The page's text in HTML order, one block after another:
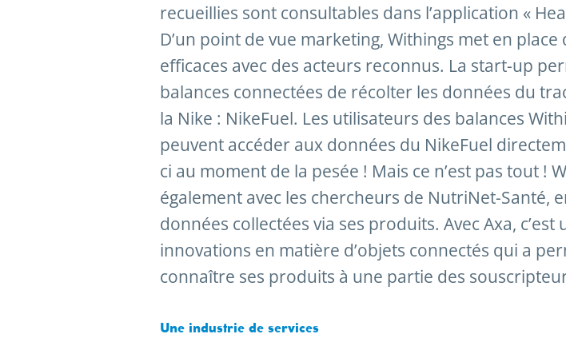
recueillies sont consultables dans l’application «
D’un point de vue marketing, Withings met en
efficaces avec des acteurs reconnus. La start-up
balances connectées de récolter les données du
la Nike : NikeFuel. Les utilisateurs des balances
peuvent accéder aux données du NikeFuel
ci au moment de la pesée ! Mais ce n’est pas tout !
également avec les chercheurs de NutriNet-Santé,
données collectées via ses produits. Avec Axa,
innovations en matière d’objets connectés qui a
connaître ses produits à une partie des
Une industrie de services